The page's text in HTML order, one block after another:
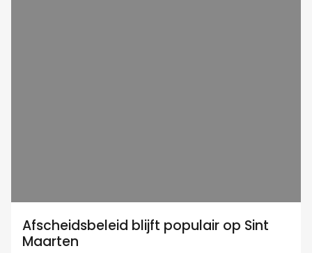
Afscheidsbeleid blijft populair op Sint
Maarten